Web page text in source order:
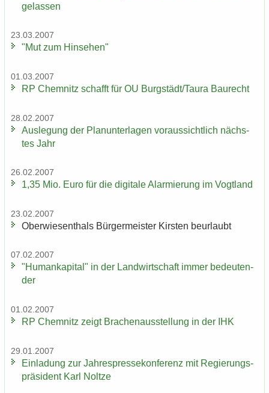
ge­las­sen
23.03.2007
"Mut zum Hin­se­hen"
01.03.2007
RP Chem­nitz schafft für OU Burg­städt/Taura Bau­recht
28.02.2007
Aus­le­gung der Plan­un­ter­la­gen vor­aus­sicht­lich nächs­
tes Jahr
26.02.2007
1,35 Mio. Euro für die di­gi­ta­le Alar­mie­rung im Vogt­land
23.02.2007
Ober­wie­sen­thals Bür­ger­meis­ter Kirs­ten be­ur­laubt
07.02.2007
"Hu­man­ka­pi­tal" in der Land­wirt­schaft immer be­deu­ten­
der
01.02.2007
RP Chem­nitz zeigt Bra­chen­aus­stel­lung in der IHK
29.01.2007
Ein­la­dung zur Jah­res­pres­se­kon­fe­renz mit Re­gie­rungs­
prä­si­dent Karl Nolt­ze